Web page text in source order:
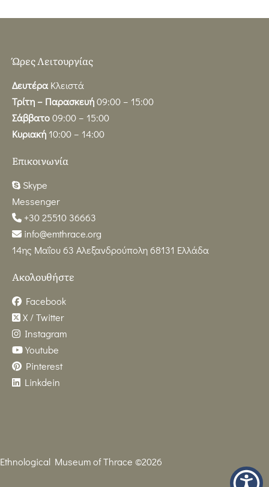
Ώρες Λειτουργίας
Δευτέρα Κλειστά
Τρίτη – Παρασκευή09:00 – 15:00
Σάββατο09:00 – 15:00
Κυριακή 10:00 – 14:00
Επικοινωνία
Skype
Messenger
+30 25510 36663
info@emthrace.org
14ης Μαΐου 63 Αλεξανδρούπολη 68131 Ελλάδα
Ακολουθήστε
Facebook
X / Twitter
Instagram
Youtube
Pinterest
Linkdein
Ethnological Museum of Thrace ©2026